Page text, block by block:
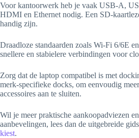
Voor kantoorwerk heb je vaak USB-A,
HDMI en Ethernet nodig. Een SD-
handig zijn.
Draadloze standaarden zoals Wi‑Fi 6/6E
snellere en stabielere verbindingen voor
Zorg dat de laptop compatibel is met
merk-specifieke docks, om eenvoudig
accessoires aan te sluiten.
Wil je meer praktische aankoopadviezen
aanbevelingen, lees dan de uitgebreide
kiest.